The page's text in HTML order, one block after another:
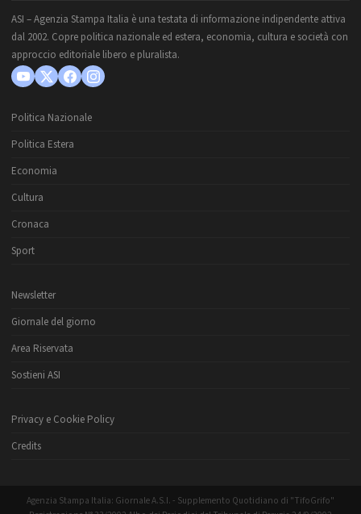
ASI – Agenzia Stampa Italia è una testata di informazione indipendente attiva
dal 2002. Copre politica nazionale ed estera, economia, cultura e società con
approccio editoriale libero e pluralista.
Politica Nazionale
Politica Estera
Economia
Cultura
Cronaca
Sport
Newsletter
Giornale del giorno
Area Riservata
Sostieni ASI
Privacy e Cookie Policy
Credits
Agenzia Stampa Italia: Giornale A.S.I. - Supplemento Quotidiano di "TifoGrifo"